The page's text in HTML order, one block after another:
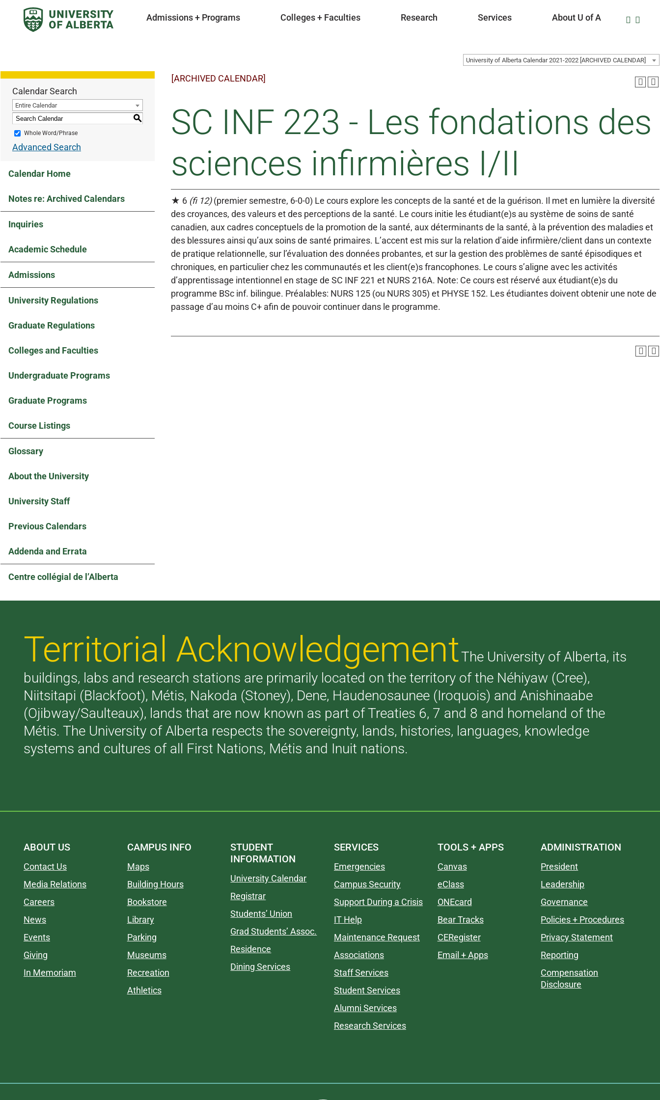
Admissions + Programs Colleges + Faculties Research Services About U of A
University of Alberta Calendar 2021-2022 [ARCHIVED CALENDAR]
Calendar Search
Entire Calendar
S
Whole Word/Phrase
Advanced Search
Calendar Home
Notes re: Archived Calendars
Inquiries
Academic Schedule
Admissions
University Regulations
Graduate Regulations
Colleges and Faculties
Undergraduate Programs
Graduate Programs
Course Listings
Glossary
About the University
University Staff
Previous Calendars
Addenda and Errata
Centre collégial de l’Alberta
[ARCHIVED CALENDAR]
SC INF 223 - Les fondations des
sciences infirmières I/II
★ 6 (fi 12)(premier semestre, 6-0-0) Le cours explore les concepts de la santé et de la guérison. Il met en lumière la diversité
des croyances, des valeurs et des perceptions de la santé. Le cours initie les étudiant(e)s au système de soins de santé
canadien, aux cadres conceptuels de la promotion de la santé, aux déterminants de la santé, à la prévention des maladies et
des blessures ainsi qu’aux soins de santé primaires. L’accent est mis sur la relation d’aide infirmière/client dans un contexte
de pratique relationnelle, sur l’évaluation des données probantes, et sur la gestion des problèmes de santé épisodiques et
chroniques, en particulier chez les communautés et les client(e)s francophones. Le cours s’aligne avec les activités
d’apprentissage intentionnel en stage de SC INF 221 et NURS 216A. Note: Ce cours est réservé aux étudiant(e)s du
programme BSc inf. bilingue. Préalables: NURS 125 (ou NURS 305) et PHYSE 152. Les étudiantes doivent obtenir une note de
passage d’au moins C+ afin de pouvoir continuer dans le programme.
Territorial AcknowledgementThe University of Alberta, its
buildings, labs and research stations are primarily located on the territory of the Néhiyaw (Cree),
Niitsitapi (Blackfoot), Métis, Nakoda (Stoney), Dene, Haudenosaunee (Iroquois) and Anishinaabe
(Ojibway/Saulteaux), lands that are now known as part of Treaties 6, 7 and 8 and homeland of the
Métis. The University of Alberta respects the sovereignty, lands, histories, languages, knowledge
systems and cultures of all First Nations, Métis and Inuit nations.
ABOUT US
Contact Us
Media Relations
Careers
News
Events
Giving
In Memoriam
CAMPUS INFO
Maps
Building Hours
Bookstore
Library
Parking
Museums
Recreation
Athletics
STUDENT
INFORMATION
University Calendar
Registrar
Students’ Union
Grad Students’ Assoc.
Residence
Dining Services
SERVICES
Emergencies
Campus Security
Support During a Crisis
IT Help
Maintenance Request
Associations
Staff Services
Student Services
Alumni Services
Research Services
TOOLS + APPS
Canvas
eClass
ONEcard
Bear Tracks
CERegister
Email + Apps
ADMINISTRATION
President
Leadership
Governance
Policies + Procedures
Privacy Statement
Reporting
Compensation
Disclosure